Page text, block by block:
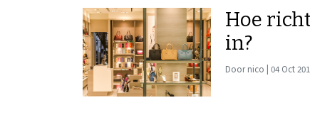
Hoe
in?
Door nico | 04 Oct